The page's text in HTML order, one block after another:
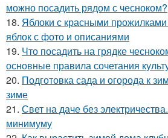
можно посадить рядом с чесноком?
18. Яблоки с красными прожилками
яблок с фото и описаниями
19. Что посадить на грядке
основные правила сочетания
20. Подготовка сада и огорода к
зиме
21. Свет на даче без
минимуму